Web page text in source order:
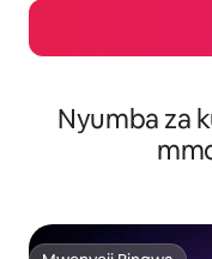
Nyumba za